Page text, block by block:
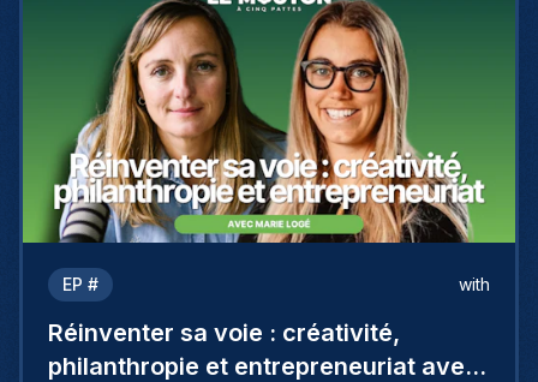
EP # with
Réinventer sa voie : créativité,
philanthropie et entrepreneuriat avec